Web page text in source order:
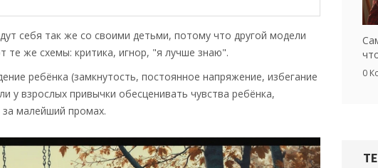
себя так же со своими детьми, потому что другой модели
же схемы: критика, игнор, "я лучше знаю".
ребёнка (замкнутость, постоянное напряжение, избегание
взрослых привычки обесценивать чувства ребёнка,
малейший промах.
0